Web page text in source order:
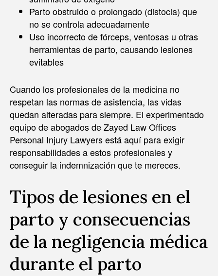
Parto obstruido o prolongado (distocia) que
no se controla adecuadamente
Uso incorrecto de fórceps, ventosas u otras
herramientas de parto, causando lesiones
evitables
Cuando los profesionales de la medicina no
respetan las normas de asistencia, las vidas
quedan alteradas para siempre. El experimentado
equipo de abogados de Zayed Law Offices
Personal Injury Lawyers está aquí para exigir
responsabilidades a estos profesionales y
conseguir la indemnización que te mereces.
Tipos de lesiones en el
parto y consecuencias
de la negligencia médica
durante el parto